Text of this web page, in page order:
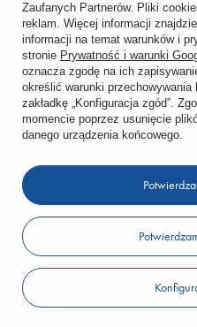
Chcę zwrócić produkt
Chcę wymienić towar
KONTO
KONTAKT
W sklepie
Zaufanych Partnerów. Pliki
reklam. Więcej informacji
informacji na temat warunków i
stronie Prywatność i warunki
oznacza zgodę na ich
określić warunki
zakładkę „Konfiguracja zgód”.
momencie poprzez usunięcie
danego urządzenia końcowego.